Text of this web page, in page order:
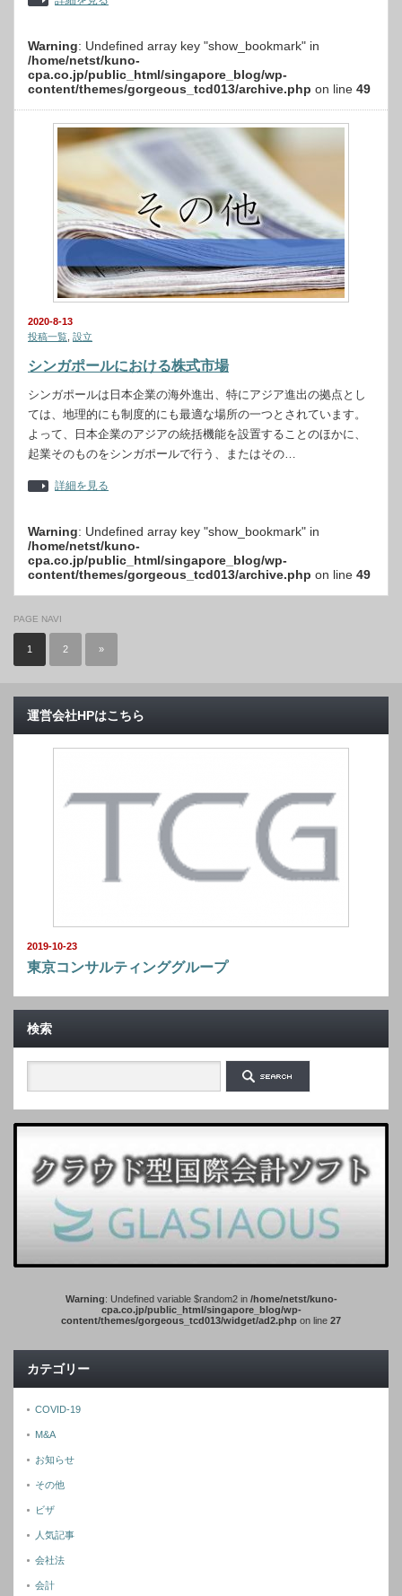
Warning: Undefined array key "show_bookmark" in
/home/netst/kuno-
cpa.co.jp/public_html/singapore_blog/wp-
content/themes/gorgeous_tcd013/archive.php on line 49
2020-8-13
投稿一覧 設立
シンガポールにおける株式市場
シンガポールは日本企業の海外進出、特にアジア進出の拠点とし
ては、地理的にも制度的にも最適な場所の一つとされています。
よって、日本企業のアジアの統括機能を設置することのほかに、
起業そのものをシンガポールで行う、またはその…
詳細を見る
Warning: Undefined array key "show_bookmark" in
/home/netst/kuno-
cpa.co.jp/public_html/singapore_blog/wp-
content/themes/gorgeous_tcd013/archive.php on line 49
PAGE NAVI
1 2 »
運営会社HPはこちら
2019-10-23
東京コンサルティンググループ
検索
Warning: Undefined variable $random2 in /home/netst/kuno-
cpa.co.jp/public_html/singapore_blog/wp-
content/themes/gorgeous_tcd013/widget/ad2.php on line 27
カテゴリー
COVID-19
M&A
お知らせ
その他
ビザ
人気記事
会社法
会計